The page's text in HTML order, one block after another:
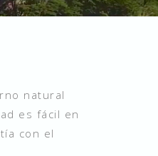
natural
es fácil en
con el